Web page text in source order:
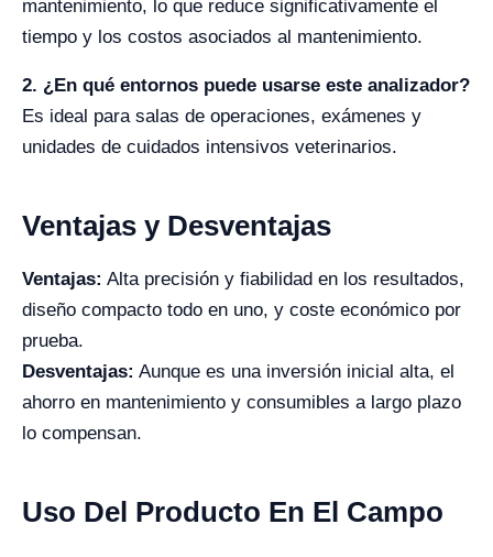
mantenimiento, lo que reduce significativamente el
tiempo y los costos asociados al mantenimiento.
2. ¿En qué entornos puede usarse este analizador?
Es ideal para salas de operaciones, exámenes y
unidades de cuidados intensivos veterinarios.
Ventajas y Desventajas
Ventajas: Alta precisión y fiabilidad en los resultados,
diseño compacto todo en uno, y coste económico por
prueba.
Desventajas: Aunque es una inversión inicial alta, el
ahorro en mantenimiento y consumibles a largo plazo
lo compensan.
Uso Del Producto En El Campo